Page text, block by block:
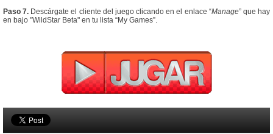
Paso 7. Descárgate el cliente del juego clicando en el enlace “Manage” que hay
en bajo "WildStar Beta" en tu lista “My Games”.